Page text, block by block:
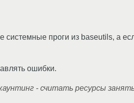
системные проги из baseutils, а
ошибки.
- считать ресурсы